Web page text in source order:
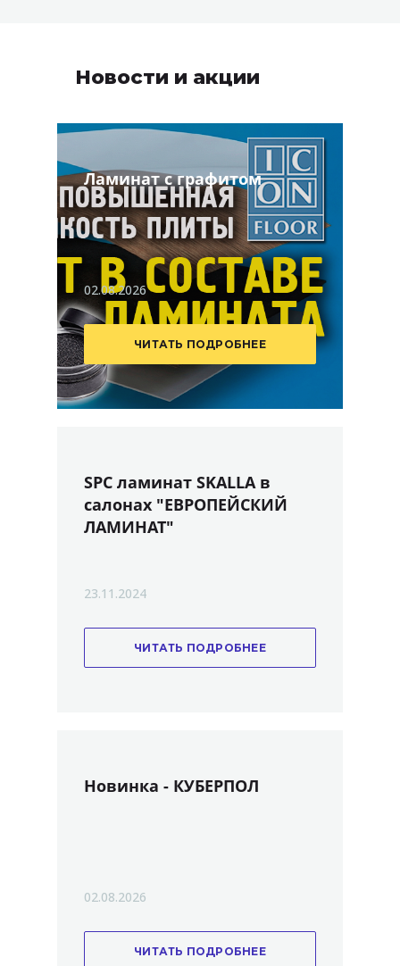
Новости и акции
SPC ламинат SKALLA в
салонах "ЕВРОПЕЙСКИЙ
ЛАМИНАТ"
23.11.2024
ЧИТАТЬ ПОДРОБНЕЕ
Ламинат с графитом
02.08.2026
ЧИТАТЬ ПОДРОБНЕЕ
Новинка - КУБЕРПОЛ
02.08.2026
ЧИТАТЬ ПОДРОБНЕЕ